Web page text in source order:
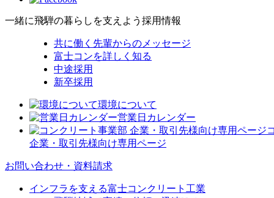
一緒に飛騨の暮らしを支えよう 採用情報
共に働く先輩からのメッセージ
富士コンを詳しく知る
中途採用
新卒採用
環境について
営業日カレンダー
企業・取引先様向け専用ページ
お問い合わせ・資料請求
インフラを支える富士コンクリート工業